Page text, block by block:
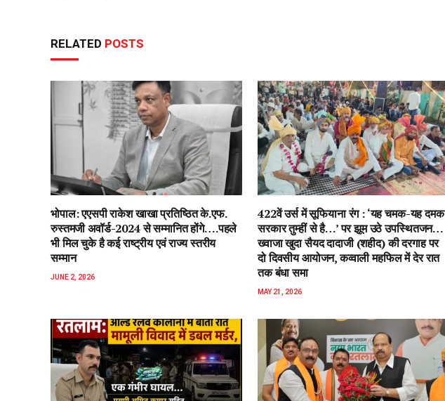
RELATED POSTS
भोपाल: एएसपी राकेश‌ खाखा प्रतिष्ठित के.एफ.
रुस्तमजी अवॉर्ड-2024 से सम्मानित होंगे….पहले
भी मिल चुके है कई राष्ट्रीय एवं राज्य स्तरीय
सम्मान
JUNE 2, 2026
422वें उर्स में सूफियाना रंग : ‘यह चमक-यह दमक
सरकार तुम्हीं से है…’ पर झूम उठे उपस्थितजन…
ख्वाजा खुदा सैयद दादाजी (शहीद) की दरगाह पर
दो दिवसीय आयोजन, कव्वाली महफिल में देर रात
तक बंधा समा
MAY 21, 2026